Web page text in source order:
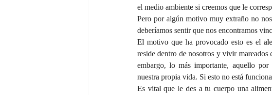
el medio ambiente si creemos que le
Pero por algún motivo muy extraño no
deberíamos sentir que nos encontramos
El motivo que ha provocado esto es el
reside dentro de nosotros y vivir mareados
embargo, lo más importante, aquello
nuestra propia vida. Si esto no está
Es vital que le des a tu cuerpo una